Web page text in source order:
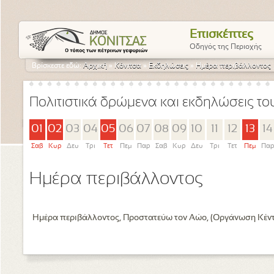
Επισκέπτες
Οδηγός της Περιοχής
Βρίσκεστε εδώ:Αρχική » Κόνιτσα » Εκδηλώσεις » Ημέρα περιβάλλοντος
Πολιτιστικά δρώμενα και εκδηλώσεις
01
Σαβ
02
Κυρ
03
Δευ
04
Τρι
05
Τετ
06
Πεμ
07
Παρ
08
Σαβ
09
Κυρ
10
Δευ Τρι
12
Τετ
13
Πεμ
14
Παρ
Ημέρα περιβάλλοντος
Ημέρα περιβάλλοντος, Προστατεύω τον Αώο, (Οργάνωση